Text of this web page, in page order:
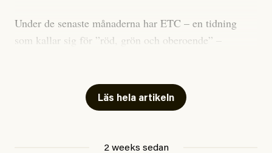
Under de senaste månaderna har ETC – en tidning
som kallar sig för ”röd, grön och oberoende” –
skriver för? Vad betyder det att vara en ”röd, grön och
oberoende” tidning? Och vad är egentligen bra
Läs hela artikeln
2 weeks sedan